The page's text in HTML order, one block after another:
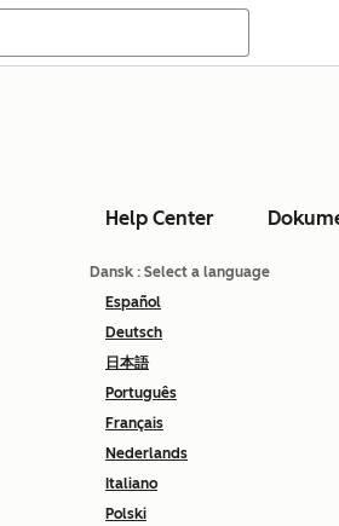
Help Center
Dansk : Select a language
Español
Deutsch
日本語
Português
Français
Nederlands
Italiano
Polski